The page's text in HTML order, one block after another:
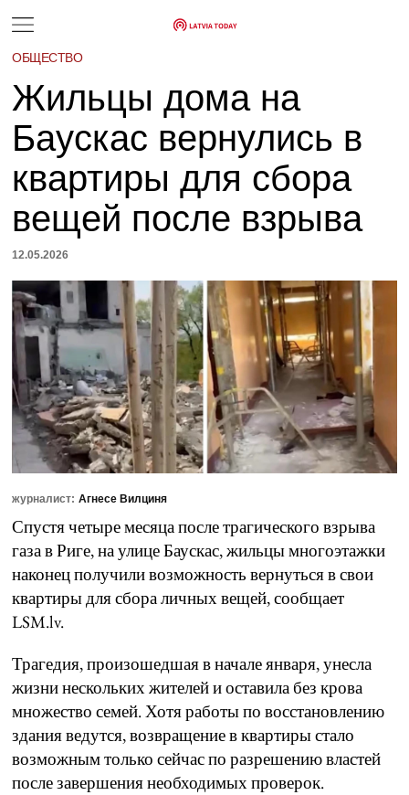
ОБЩЕСТВО
Жильцы дома на
Баускас вернулись в
квартиры для сбора
вещей после взрыва
12.05.2026
журналист: Агнесе Вилциня
Спустя четыре месяца после трагического взрыва
газа в Риге, на улице Баускас, жильцы многоэтажки
наконец получили возможность вернуться в свои
квартиры для сбора личных вещей, сообщает
LSM.lv.
Трагедия, произошедшая в начале января, унесла
жизни нескольких жителей и оставила без крова
множество семей. Хотя работы по восстановлению
здания ведутся, возвращение в квартиры стало
возможным только сейчас по разрешению властей
после завершения необходимых проверок.